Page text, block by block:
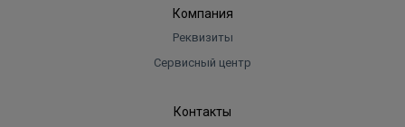
Компания
Реквизиты
Сервисный центр
Контакты